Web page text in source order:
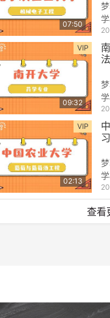
07:50
VIP
09:32
法
VIP
02:13
查看